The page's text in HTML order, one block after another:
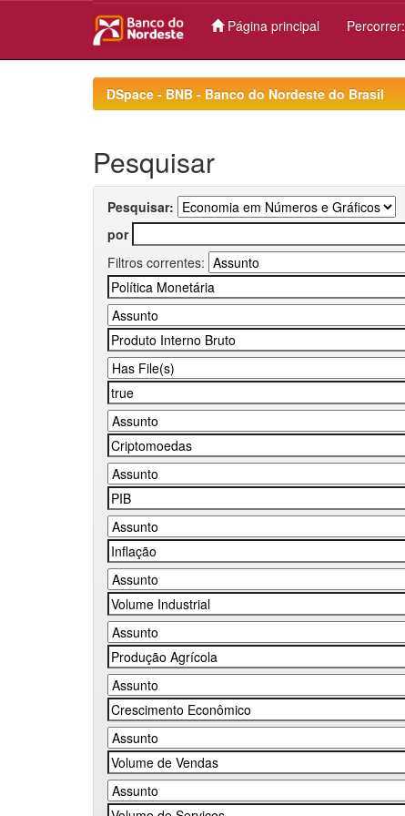
Página principal Percorrer:
DSpace - BNB - Banco do Nordeste do Brasil
Pesquisar
Pesquisar:
por
Filtros correntes: